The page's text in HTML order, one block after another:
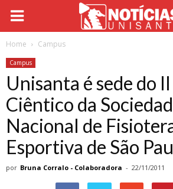
Home Campus
Campus
Unisanta é sede do
Ciêntico da
Nacional de
Esportiva de São
por Bruna Corralo - Colaboradora - 22/11/2011